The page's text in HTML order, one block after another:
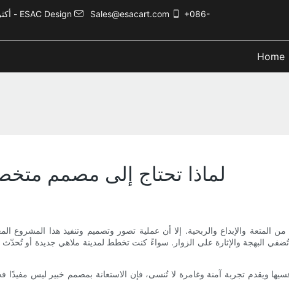
أكثر من 5000 حالة تصميم ترفيهي، وأكثر من 20 عامًا من الخبرة في صناعة الترفيه - ESAC Design Sales@esacart.com
+086-
Home
لماذا تحتاج إلى مصمم
المتعة والإبداع والربحية. إلا أن عملية تصور وتصميم وتنفيذ هذا
البهجة والإثارة على الزوار. سواءً كنت تخطط لمدينة ملاهي جديدة أو
ويقدم تجربة آمنة وغامرة لا تُنسى، فإن الاستعانة بمصمم خبير ليس